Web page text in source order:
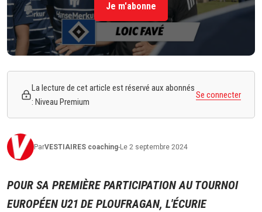
Je m'abonne
La lecture de cet article est réservé aux abonnés
: Niveau Premium
Se connecter
ParVESTIAIRES coaching-Le 2 septembre 2024
POUR SA PREMIÈRE PARTICIPATION AU TOURNOI
EUROPÉEN U21 DE PLOUFRAGAN, L'ÉCURIE